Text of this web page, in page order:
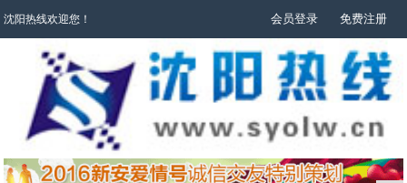
沈阳热线欢迎您！ 会员登录 免费注册